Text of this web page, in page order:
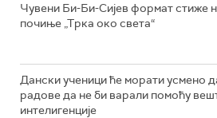
Чувени Би-Би-Сијев формат стиже
почиње „Трка око света“
Дански ученици ће морати усмено
радове да не би варали помоћу
интелигенције